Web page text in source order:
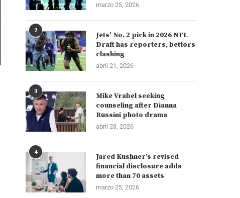
marzo 25, 2026
2
Jets’ No. 2 pick in 2026 NFL
Draft has reporters, bettors
clashing
abril 21, 2026
3
Mike Vrabel seeking
counseling after Dianna
Russini photo drama
abril 23, 2026
4
Jared Kushner’s revised
financial disclosure adds
more than 70 assets
marzo 25, 2026